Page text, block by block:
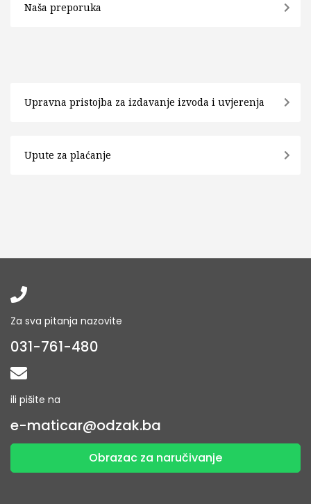
Naša preporuka
Upravna pristojba za izdavanje izvoda i uvjerenja
Upute za plaćanje
Za sva pitanja nazovite
031-761-480
ili pišite na
e-maticar@odzak.ba
Obrazac za naručivanje